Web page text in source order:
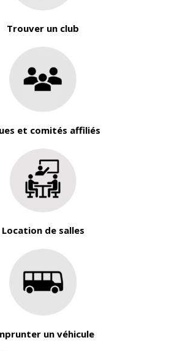
Trouver un club
et comités affiliés
Location de salles
un véhicule